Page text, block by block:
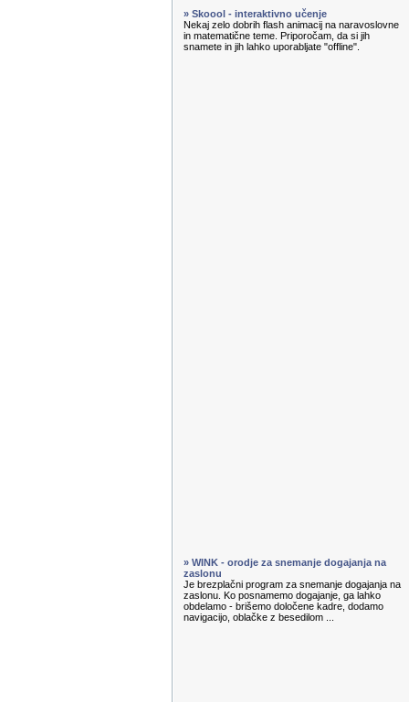
» Skoool - interaktivno učenje
Nekaj zelo dobrih flash animacij na naravoslovne
in matematične teme. Priporočam, da si jih
snamete in jih lahko uporabljate "offline".
» WINK - orodje za snemanje dogajanja na
zaslonu
Je brezplačni program za snemanje dogajanja na
zaslonu. Ko posnamemo dogajanje, ga lahko
obdelamo - brišemo določene kadre, dodamo
navigacijo, oblačke z besedilom ...